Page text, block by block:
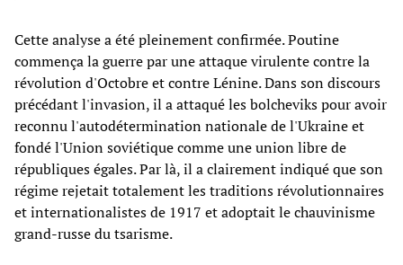
Cette analyse a été pleinement confirmée. Poutine
commença la guerre par une attaque virulente contre la
révolution d'Octobre et contre Lénine. Dans son discours
précédant l'invasion, il a attaqué les bolcheviks pour avoir
reconnu l'autodétermination nationale de l'Ukraine et
fondé l'Union soviétique comme une union libre de
républiques égales. Par là, il a clairement indiqué que son
régime rejetait totalement les traditions révolutionnaires
et internationalistes de 1917 et adoptait le chauvinisme
grand-russe du tsarisme.